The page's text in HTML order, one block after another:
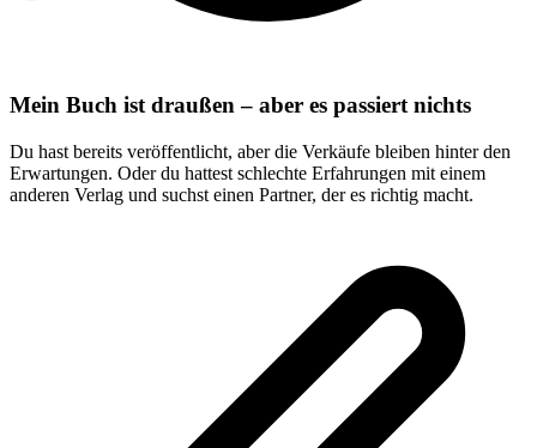
Mein Buch ist draußen – aber es passiert nichts
Du hast bereits veröffentlicht, aber die Verkäufe bleiben hinter den
Erwartungen. Oder du hattest schlechte Erfahrungen mit einem
anderen Verlag und suchst einen Partner, der es richtig macht.